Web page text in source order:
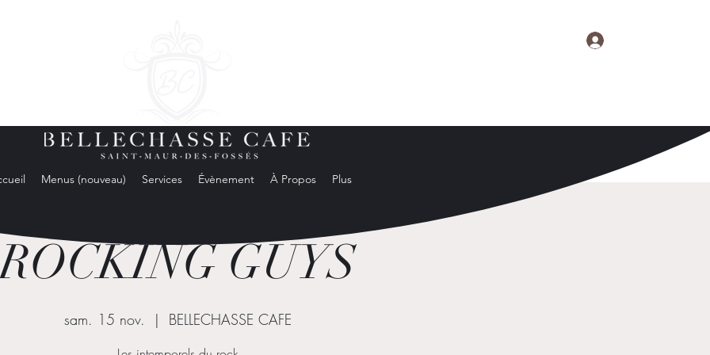
Menus (nouveau) Services Évènement À Propos Plus
GUYS
sam. 15 nov.
  |
BELLECHASSE CAFE